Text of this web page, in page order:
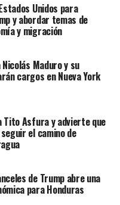
Unidos para
y abordar temas de
y migración
Nicolás Maduro y su
cargos en Nueva York
Tito Asfura y advierte que
el camino de
de Trump abre una
para Honduras